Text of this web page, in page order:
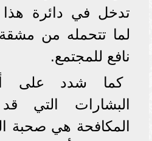
تدخل في دائرة هذا
لما تتحمله من
نافع للمجتمع.
كما شدد على
البشارات التي قد
المكافحة هي صحبة